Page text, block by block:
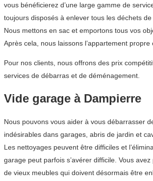
vous bénéficierez d’une large gamme de
toujours disposés à enlever tous les déchets
Nous mettons en sac et emportons tous vos
Après cela, nous laissons l’appartement propre
Pour nos clients, nous offrons des prix
services de débarras et de déménagement.
Vide garage à Dampierre
Nous pouvons vous aider à vous débarrasser
indésirables dans garages, abris de jardin et
Les nettoyages peuvent être difficiles et
garage peut parfois s’avérer difficile. Vous
de vieux meubles qui doivent désormais être